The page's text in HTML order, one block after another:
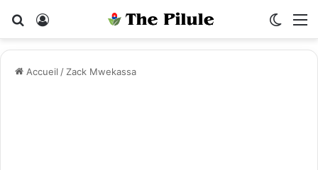
Rechercher
Accueil / Zack Mwekassa